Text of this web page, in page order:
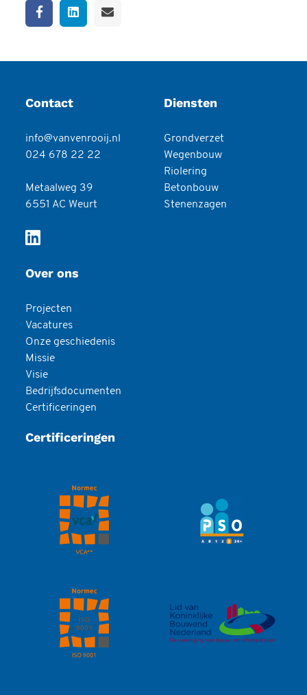
Contact
info@vanvenrooij.nl
024 678 22 22
Metaalweg 39
6551 AC Weurt
Diensten
Grondverzet
Wegenbouw
Riolering
Betonbouw
Stenenzagen
Over ons
Projecten
Vacatures
Onze geschiedenis
Missie
Visie
Bedrijfsdocumenten
Certificeringen
Certificeringen